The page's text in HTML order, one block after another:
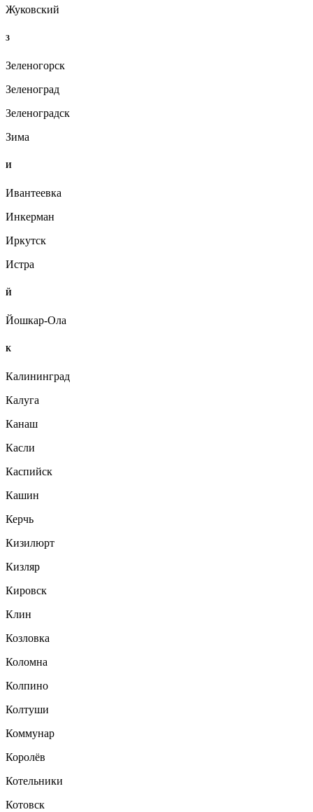
Жуковский
З
Зеленогорск
Зеленоград
Зеленоградск
Зима
И
Ивантеевка
Инкерман
Иркутск
Истра
Й
Йошкар-Ола
К
Калининград
Калуга
Канаш
Касли
Каспийск
Кашин
Керчь
Кизилюрт
Кизляр
Кировск
Клин
Козловка
Коломна
Колпино
Колтуши
Коммунар
Королёв
Котельники
Котовск